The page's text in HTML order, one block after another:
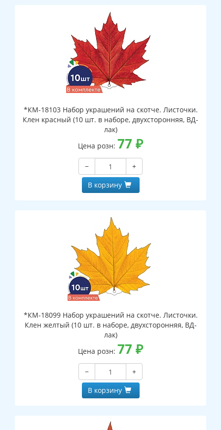
*КМ-18103 Набор украшений на скотче. Листочки.
Клен красный (10 шт. в наборе, двухсторонняя, ВД-
лак)
Цена розн: 77 ₽
−
+
В корзину
*КМ-18099 Набор украшений на скотче. Листочки.
Клен желтый (10 шт. в наборе, двухсторонняя, ВД-
лак)
Цена розн: 77 ₽
−
+
В корзину